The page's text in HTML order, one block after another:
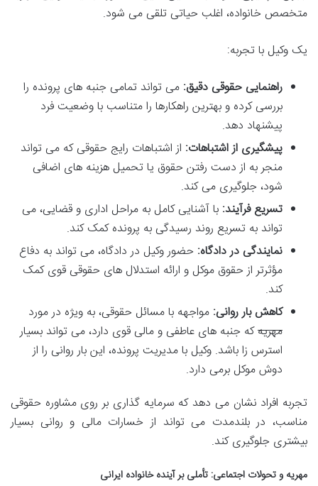
متخصص خانواده، اغلب حیاتی تلقی می شود.
یک وکیل با تجربه:
راهنمایی حقوقی دقیق: می تواند تمامی جنبه های پرونده را
بررسی کرده و بهترین راهکارها را متناسب با وضعیت فرد
پیشنهاد دهد.
پیشگیری از اشتباهات: از اشتباهات رایج حقوقی که می تواند
منجر به از دست رفتن حقوق یا تحمیل هزینه های اضافی
شود، جلوگیری می کند.
تسریع فرآیند: با آشنایی کامل به مراحل اداری و قضایی، می
تواند به تسریع روند رسیدگی به پرونده کمک کند.
نمایندگی در دادگاه: حضور وکیل در دادگاه، می تواند به دفاع
مؤثرتر از حقوق موکل و ارائه استدلال های حقوقی قوی کمک
کند.
کاهش بار روانی: مواجهه با مسائل حقوقی، به ویژه در مورد
مهریهکه جنبه های عاطفی و مالی قوی دارد، می تواند بسیار
استرس زا باشد. وکیل با مدیریت پرونده، این بار روانی را از
دوش موکل برمی دارد.
تجربه افراد نشان می دهد که سرمایه گذاری بر روی مشاوره حقوقی
مناسب، در بلندمدت می تواند از خسارات مالی و روانی بسیار
بیشتری جلوگیری کند.
مهریه و تحولات اجتماعی: تأملی بر آینده خانواده ایرانی